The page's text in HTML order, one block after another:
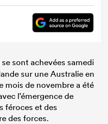
France. (Photo by
se sont achevées samedi
sur une Australie en
mois de novembre a été
l’émergence de
féroces et des
des forces.